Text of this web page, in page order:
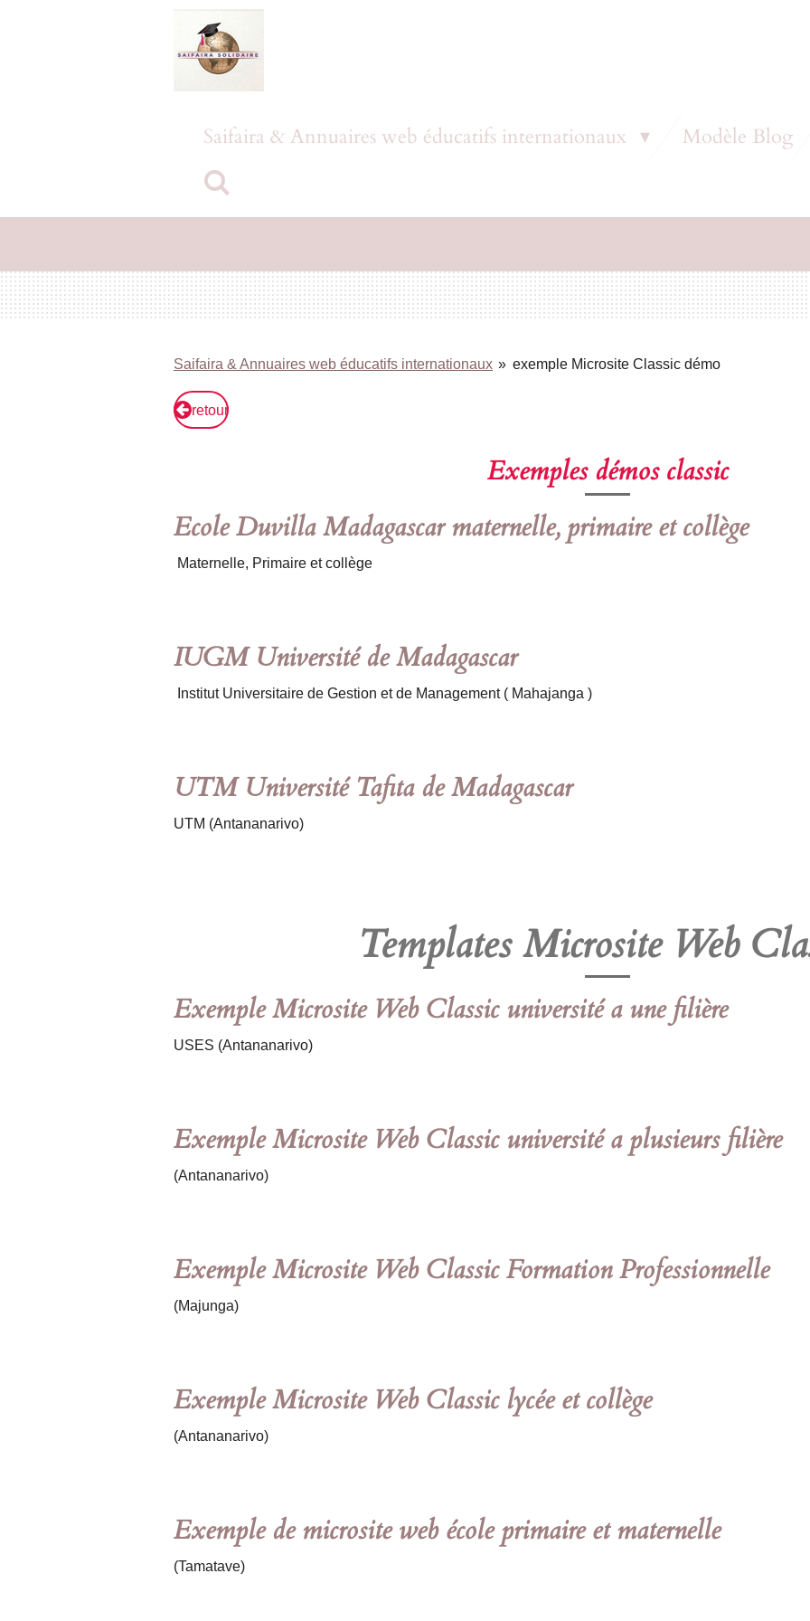
Saifaira & Annuaires web éducatifs internationaux Modèle Blog
Saifaira & Annuaires web éducatifs internationaux » exemple Microsite Classic démo
retour
Exemples démos classic
Ecole Duvilla Madagascar maternelle, primaire et collège
Maternelle, Primaire et collège
IUGM Université de Madagascar
Institut Universitaire de Gestion et de Management ( Mahajanga )
UTM Université Tafita de Madagascar
UTM (Antananarivo)
Templates Microsite Web
Exemple Microsite Web Classic université a une filière
USES (Antananarivo)
Exemple Microsite Web Classic université a plusieurs filière
(Antananarivo)
Exemple Microsite Web Classic Formation Professionnelle
(Majunga)
Exemple Microsite Web Classic lycée et collège
(Antananarivo)
Exemple de microsite web école primaire et maternelle
(Tamatave)